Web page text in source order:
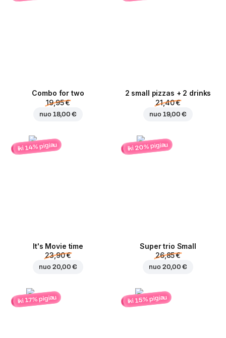
Combo for two
19,95 €
nuo 18,00 €
2 small pizzas + 2 drinks
21,40 €
nuo 19,00 €
iki 14% pigiau
It's Movie time
23,90 €
nuo 20,00 €
iki 20% pigiau
Super trio Small
26,85 €
nuo 20,00 €
iki 17% pigiau iki 15% pigiau